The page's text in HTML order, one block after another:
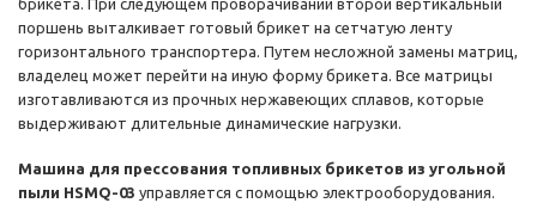
брикета. При следующем проворачивании второй вертикальный
поршень выталкивает готовый брикет на сетчатую ленту
горизонтального транспортера. Путем несложной замены матриц,
владелец может перейти на иную форму брикета. Все матрицы
изготавливаются из прочных нержавеющих сплавов, которые
выдерживают длительные динамические нагрузки.
Машина для прессования топливных брикетов из угольной
пыли HSMQ-03 управляется с помощью электрооборудования.